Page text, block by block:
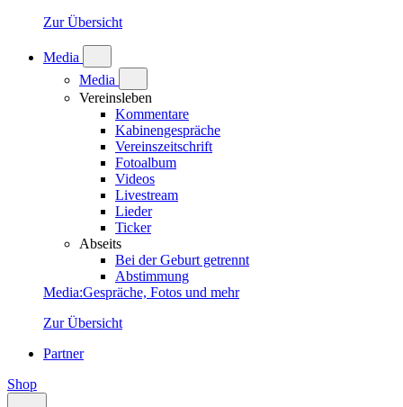
Zur Übersicht
Media
Media
Vereinsleben
Kommentare
Kabinengespräche
Vereinszeitschrift
Fotoalbum
Videos
Livestream
Lieder
Ticker
Abseits
Bei der Geburt getrennt
Abstimmung
Media:Gespräche, Fotos und mehr
Zur Übersicht
Partner
Shop